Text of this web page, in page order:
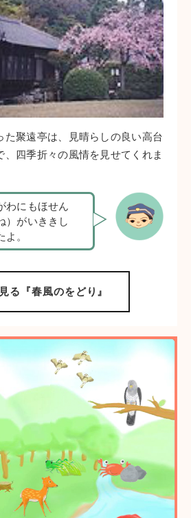
た聚遠亭は、見晴らしの良い高台
、四季折々の風情を見せてくれま
わにもほせん
）がいききし
。
る『春風のをどり』